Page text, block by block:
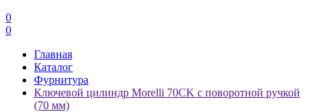
0
0
Главная
Каталог
Фурнитура
Ключевой цилиндр Morelli 70CK с поворотной ручкой
(70 мм)